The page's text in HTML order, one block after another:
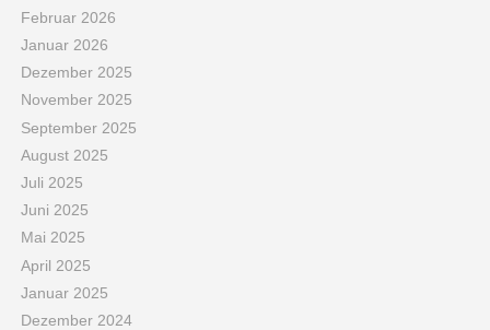
Februar 2026
Januar 2026
Dezember 2025
November 2025
September 2025
August 2025
Juli 2025
Juni 2025
Mai 2025
April 2025
Januar 2025
Dezember 2024